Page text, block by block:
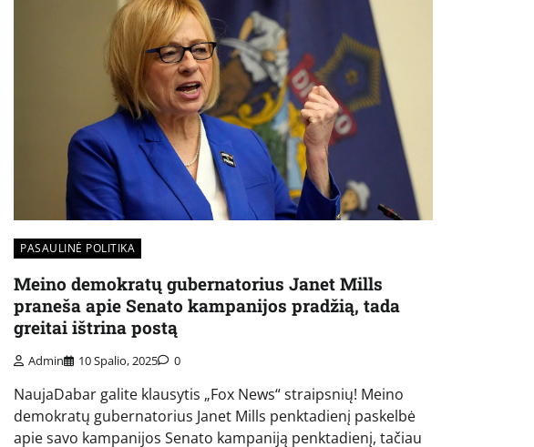
PASAULINĖ POLITIKA
Meino demokratų gubernatorius Janet Mills
praneša apie Senato kampanijos pradžią, tada
greitai ištrina postą
Admin 10 Spalio, 2025 0
NaujaDabar galite klausytis „Fox News“ straipsnių! Meino
demokratų gubernatorius Janet Mills penktadienį paskelbė
apie savo kampanijos Senato kampaniją penktadienį, tačiau